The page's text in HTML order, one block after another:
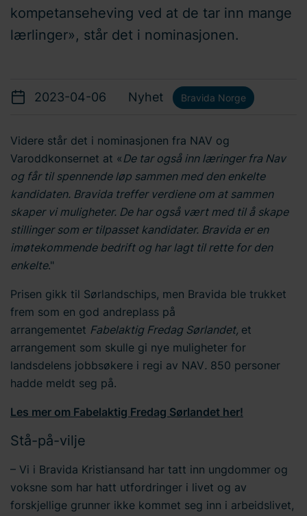
kompetanseheving ved at de tar inn mange
lærlinger», står det i nominasjonen.
2023-04-06 Nyhet Bravida Norge
Videre står det i nominasjonen fra NAV og
Varoddkonsernet at «De tar også inn læringer fra Nav
og får til spennende løp sammen med den enkelte
kandidaten. Bravida treffer verdiene om at sammen
skaper vi muligheter. De har også vært med til å skape
stillinger som er tilpasset kandidater. Bravida er en
imøtekommende bedrift og har lagt til rette for den
enkelte."
Prisen gikk til Sørlandschips, men Bravida ble trukket
frem som en god andreplass på
arrangementet Fabelaktig Fredag Sørlandet, et
arrangement som skulle gi nye muligheter for
landsdelens jobbsøkere i regi av NAV. 850 personer
hadde meldt seg på.
Les mer om Fabelaktig Fredag Sørlandet her!
Stå-på-vilje
– Vi i Bravida Kristiansand har tatt inn ungdommer og
voksne som har hatt utfordringer i livet og av
forskjellige grunner ikke kommet seg inn i arbeidslivet,